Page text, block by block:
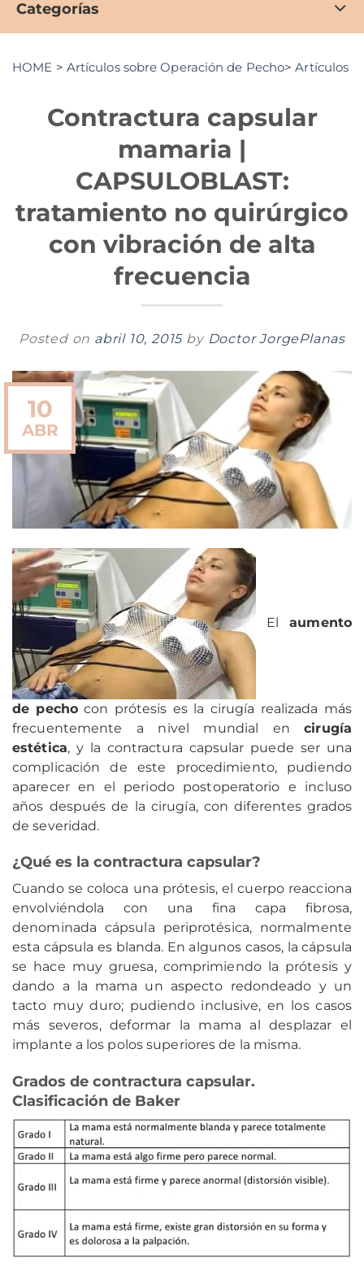
Categorías
HOME > Artículos sobre Operación de Pecho>Artículos
Contractura capsular
mamaria |
CAPSULOBLAST:
tratamiento no quirúrgico
con vibración de alta
frecuencia
Posted on abril 10, 2015 by Doctor JorgePlanas
10
ABR
Elaumento
de pechocon prótesis es la cirugía realizada más
frecuentemente a nivel mundial encirugía
estética, y la contractura capsular puede ser una
complicación de este procedimiento, pudiendo
aparecer en el periodo postoperatorio e incluso
años después de la cirugía, con diferentes grados
de severidad.
¿Qué es la contractura capsular?
Cuando se coloca una prótesis, el cuerpo reacciona
envolviéndola con una fina capa fibrosa,
denominada cápsula periprotésica, normalmente
esta cápsula es blanda. En algunos casos, la cápsula
se hace muy gruesa, comprimiendo la prótesis y
dando a la mama un aspecto redondeado y un
tacto muy duro; pudiendo inclusive, en los casos
más severos, deformar la mama al desplazar el
implante a los polos superiores de la misma.
Grados de contractura capsular.
Clasificación de Baker